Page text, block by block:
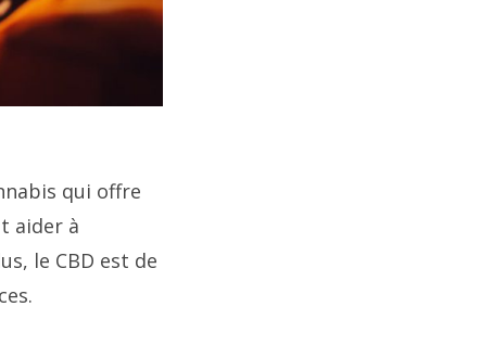
qui offre
aider à
le CBD est de